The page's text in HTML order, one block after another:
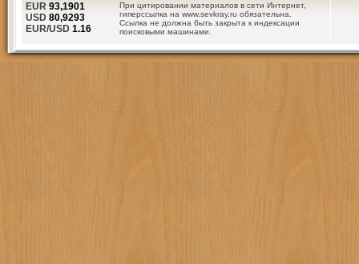
При цитировании материалов в сети Интернет,
гиперссылка на www.sevkray.ru обязательна.
Ссылка не должна быть закрыта к индексации
поисковыми машинами.
EUR 93,1901
USD 80,9293
EUR/USD 1.16